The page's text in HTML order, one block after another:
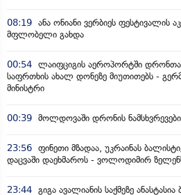
08:19 ანა ონიანი ვერბიეს ფესტივალის
მფლობელი გახდა
00:54 ლაიფციგის აეროპორტში
საფრთხის ახალ დონეზე მიუთითებს -
მინისტრი
00:39 მოლდოვაში დრონის
23:56 ფინეთი მზადაა, უკრაინას
დაცვაში დაეხმაროს - ვოლოდიმირ
23:44 გიგა ავალიანის საქმეზე